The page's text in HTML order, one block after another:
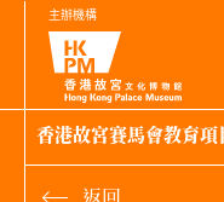
主辦機構
香港故宮賽馬會教育項